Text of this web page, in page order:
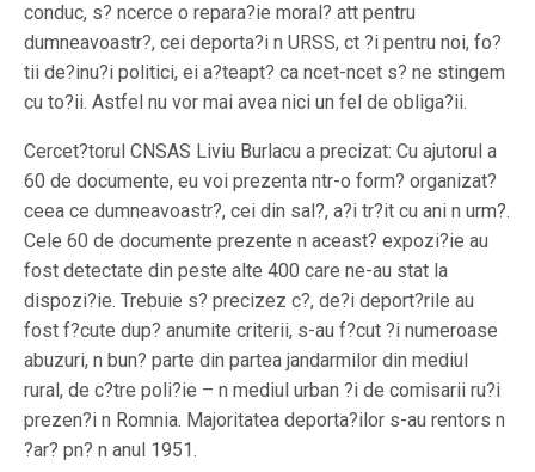
conduc, s? ncerce o repara?ie moral? att pentru
dumneavoastr?, cei deporta?i n URSS, ct ?i pentru noi, fo?
tii de?inu?i politici, ei a?teapt? ca ncet-ncet s? ne stingem
cu to?ii. Astfel nu vor mai avea nici un fel de obliga?ii.
Cercet?torul CNSAS Liviu Burlacu a precizat: Cu ajutorul a
60 de documente, eu voi prezenta ntr-o form? organizat?
ceea ce dumneavoastr?, cei din sal?, a?i tr?it cu ani n urm?.
Cele 60 de documente prezente n aceast? expozi?ie au
fost detectate din peste alte 400 care ne-au stat la
dispozi?ie. Trebuie s? precizez c?, de?i deport?rile au
fost f?cute dup? anumite criterii, s-au f?cut ?i numeroase
abuzuri, n bun? parte din partea jandarmilor din mediul
rural, de c?tre poli?ie – n mediul urban ?i de comisarii ru?i
prezen?i n Romnia. Majoritatea deporta?ilor s-au rentors n
?ar? pn? n anul 1951.